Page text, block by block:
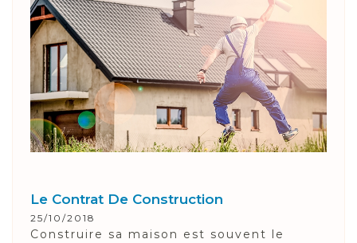
Le Contrat De Construction
25/10/2018
Construire sa maison est souvent le